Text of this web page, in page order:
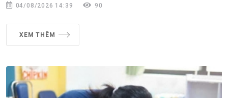
04/08/2026 14:39 90
XEM THÊM